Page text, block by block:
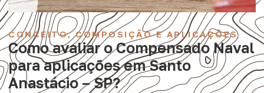
CONCEITO, COMPOSIÇÃO E APLICAÇÕES
Como avaliar o Compensado Naval
para aplicações em Santo
Anastácio – SP?